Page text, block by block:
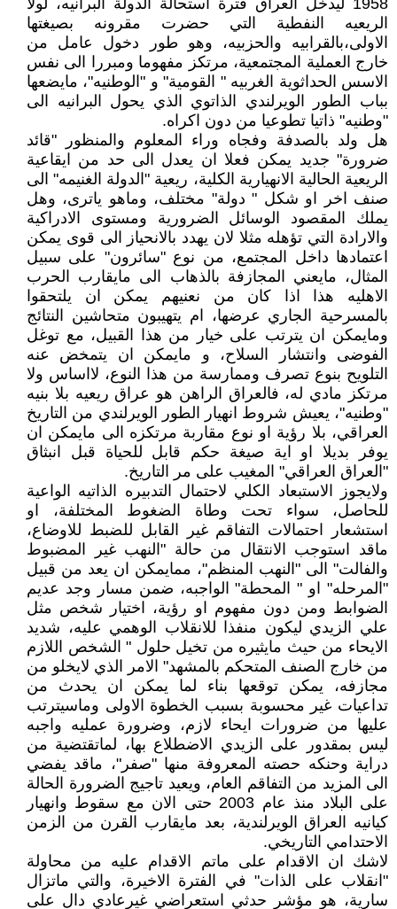
1958 ليدخل العراق فترة استحالة الدولة البرانيه، لولا
الريعيه النفطية التي حضرت مقرونه بصيغتها
الاولى،بالقرابيه والحزبيه، وهو طور دخول عامل من
خارج العملية المجتمعية، مرتكز مفهوما ومبررا الى نفس
الاسس الحداثوية الغربيه " القومية" و "الوطنيه"، مايضعها
بباب الطور الويرلندي الذاتوي الذي يحول البرانيه الى
"وطنيه" ذاتيا تطوعيا من دون اكراه.
هل ولد بالصدفة وفجاه وراء المعلوم والمنظور "قائد
ضرورة" جديد يمكن فعلا ان يعدل الى حد من ايقاعية
الريعية الحالية الانهيارية الكلية، ريعية "الدولة الغنيمه" الى
صنف اخر او شكل " دولة" مختلف، وماهو ياترى، وهل
يملك المقصود الوسائل الضرورية ومستوى الادراكية
والارادة التي تؤهله مثلا لان يهدد بالانحياز الى قوى يمكن
اعتمادها داخل المجتمع، من نوع "سائرون" على سبيل
المثال، مايعني المجازفة بالذهاب الى مايقارب الحرب
الاهليه هذا اذا كان من نعنيهم يمكن ان يلتحقوا
بالمسرحية الجاري عرضها، ام يتهيبون متحاشين النتائج
ومايمكن ان يترتب على خيار من هذا القبيل، مع توغل
الفوضى وانتشار السلاح، و مايمكن ان يتمخض عنه
التلويح بنوع تصرف وممارسة من هذا النوع، لااساس ولا
مرتكز مادي له، فالعراق الراهن هو عراق ريعيه بلا بنيه
"وطنيه"، يعيش شروط انهيار الطور الويرلندي من التاريخ
العراقي، بلا رؤية او نوع مقاربة مرتكزه الى مايمكن ان
يوفر بديلا او اية صيغة حكم قابل للحياة قبل انبثاق
"العراق العراقي" المغيب على مر التاريخ.
ولايجوز الاستبعاد الكلي لاحتمال التدبيره الذاتيه الواعية
للحاصل، سواء تحت وطاة الضغوط المختلفة، او
استشعار احتمالات التفاقم غير القابل للضبط للاوضاع،
ماقد استوجب الانتقال من حالة "النهب غير المضبوط
والفالت" الى "النهب المنظم"، ممايمكن ان يعد من قبيل
"المرحله" او " المحطة" الواجبه، ضمن مسار وجد عديم
الضوابط ومن دون مفهوم او رؤية، اختيار شخص مثل
علي الزيدي ليكون منفذا للانقلاب الوهمي عليه، شديد
الايحاء من حيث مايثيره من تخيل حلول " الشخص اللازم
من خارج الصنف المتحكم بالمشهد" الامر الذي لايخلو من
مجازفه، يمكن توقعها بناء لما يمكن ان يحدث من
تداعيات غير محسوبة بسبب الخطوة الاولى وماسيترتب
عليها من ضرورات ايحاء لازم، وضرورة عمليه واجبه
ليس بمقدور على الزيدي الاضطلاع بها، لماتقتضية من
دراية وحنكه حصته المعروفة منها "صفر"، ماقد يفضي
الى المزيد من التفاقم العام، ويعيد تاجيج الضرورة الحالة
على البلاد منذ عام 2003 حتى الان مع سقوط وانهيار
كيانيه العراق الويرلندية، بعد مايقارب القرن من الزمن
الاحتدامي التاريخي.
لاشك ان الاقدام على ماتم الاقدام عليه من محاولة
"انقلاب على الذات" في الفترة الاخيرة، والتي ماتزال
سارية، هو مؤشر حدثي استعراضي غيرعادي دال على